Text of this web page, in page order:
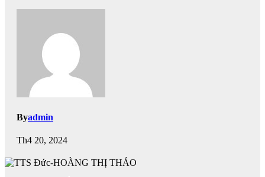
Byadmin
Th4 20, 2024